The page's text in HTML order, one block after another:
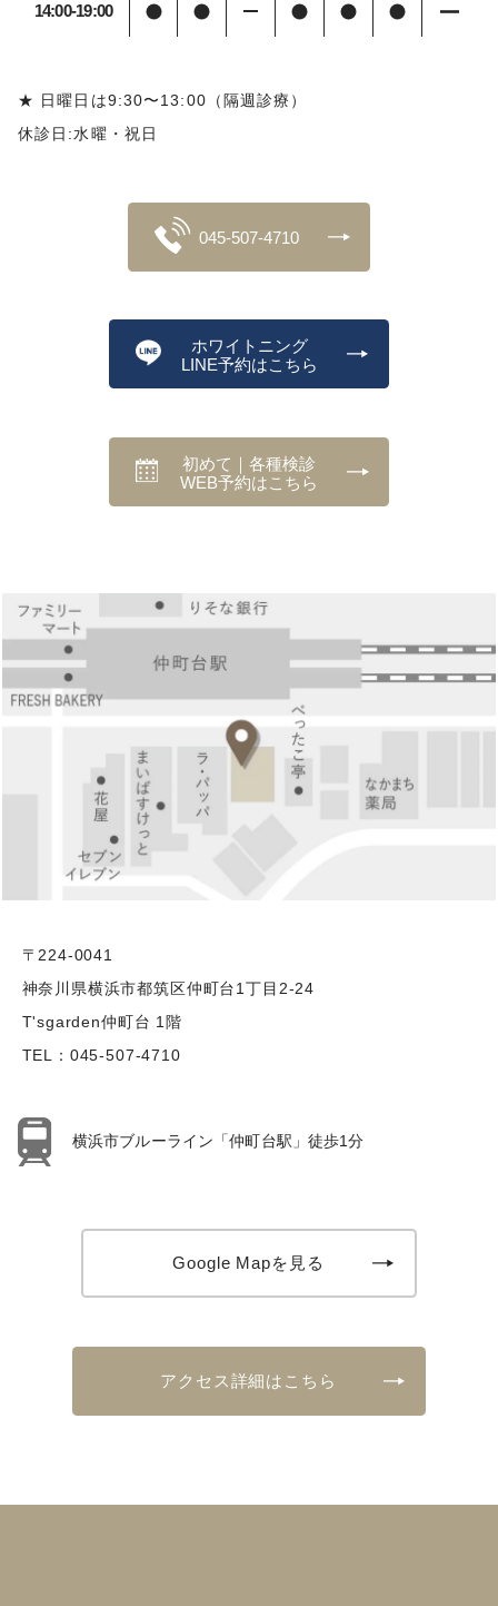
14:00-19:00
★ 日曜日は9:30〜13:00（隔週診療）
休診日:水曜・祝日
045-507-4710
ホワイトニング
LINE予約はこちら
初めて｜各種検診
WEB予約はこちら
〒224-0041
神奈川県横浜市都筑区仲町台1丁目2-24
T'sgarden仲町台 1階
TEL： 045-507-4710
横浜市ブルーライン「仲町台駅」徒歩1分
Google Mapを見る
アクセス詳細はこちら